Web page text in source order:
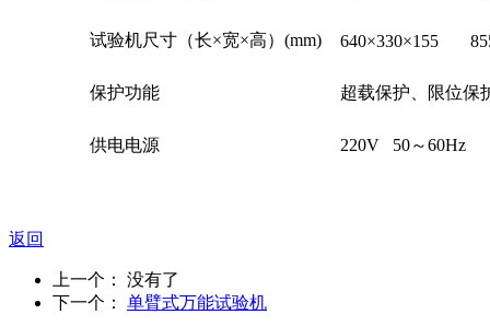
试验机尺寸（长×宽×高）(mm) 640×330×155
保护功能 超载保护、限位保
供电电源 220V 50～60Hz
返回
上一个： 没有了
下一个： 单臂式万能试验机